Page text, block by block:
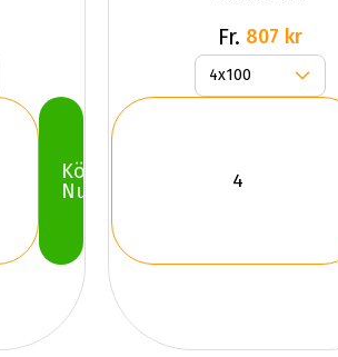
Köp
Nu
Fr. 807 kr